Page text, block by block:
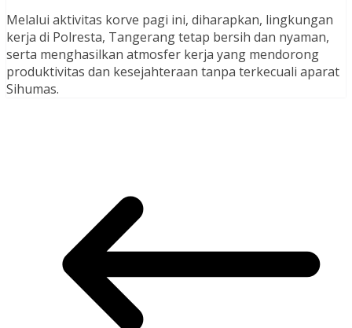
Melalui aktivitas korve pagi ini, diharapkan, lingkungan
kerja di Polresta, Tangerang tetap bersih dan nyaman,
serta menghasilkan atmosfer kerja yang mendorong
produktivitas dan kesejahteraan tanpa terkecuali aparat
Sihumas.